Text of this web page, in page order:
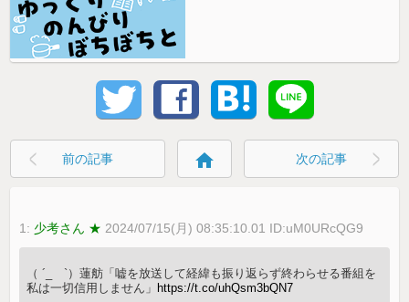
前の記事 home 次の記事
1: 少考さん ★ 2024/07/15(月) 08:35:10.01 ID:uM0URcQG9
（ ´_ゝ`）蓮舫「嘘を放送して経緯も振り返らず終わらせる番組を
私は一切信用しません」 https://t.co/uhQsm3bQN7